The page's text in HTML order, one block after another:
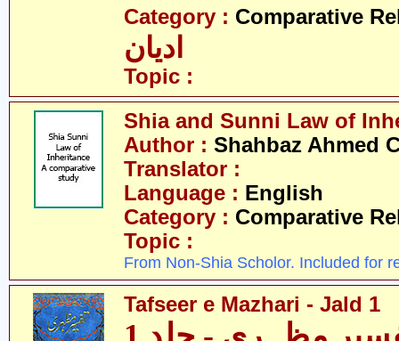
Category : Comparative
ادیان
Topic :
Shia and Sunni Law of
Author : Shahbaz Ahmed
Translator :
Language : English
Category : Comparative
Topic :
From Non-Shia Scholor. Included for
Tafseer e Mazhari - Jald 1